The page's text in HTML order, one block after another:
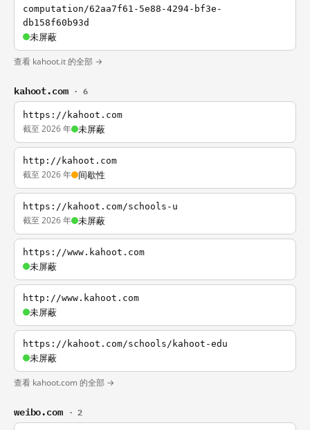
computation/62aa7f61-5e88-4294-bf3e-
db158f60b93d
未屏蔽
查看 kahoot.it 的全部 →
kahoot.com · 6
https://kahoot.com
截至 2026 年 未屏蔽
http://kahoot.com
截至 2026 年 间歇性
https://kahoot.com/schools-u
截至 2026 年 未屏蔽
https://www.kahoot.com
未屏蔽
http://www.kahoot.com
未屏蔽
https://kahoot.com/schools/kahoot-edu
未屏蔽
查看 kahoot.com 的全部 →
weibo.com · 2